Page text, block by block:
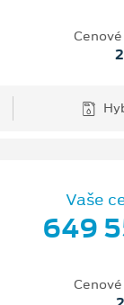
Vaše
649